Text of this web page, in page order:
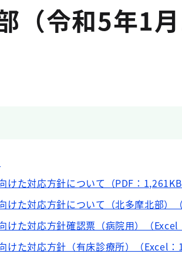
（令和5年1月
た対応方針について（PDF：1,261KB
た対応方針について（北多摩北部）
た対応方針確認票（病院用）（Excel
た対応方針（有床診療所）（Excel：